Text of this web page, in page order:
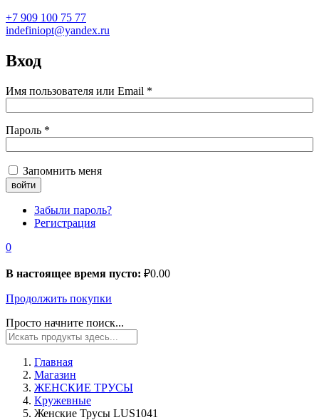
+7 909 100 75 77
indefiniopt@yandex.ru
Вход
Имя пользователя или Email *
Пароль *
Запомнить меня
Забыли пароль?
Регистрация
0
В настоящее время пусто: ₽0.00
Продолжить покупки
Просто начните поиск...
Главная
Магазин
ЖЕНСКИЕ ТРУСЫ
Кружевные
Женские Трусы LUS1041